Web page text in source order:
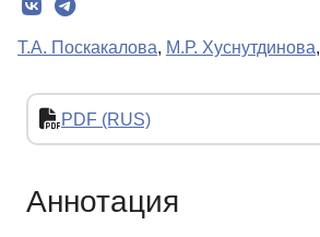
Т.А. Поскакалова, М.Р. Хуснутдинова,
PDF (RUS)
Аннотация